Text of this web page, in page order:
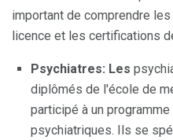
important de comprendre
licence et les certifications
Psychiatres: Les
diplômés de l'école de
participé à un
psychiatriques. Ils se